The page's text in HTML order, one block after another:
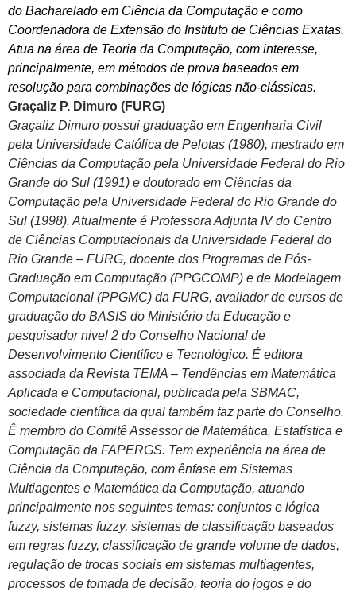
do Bacharelado em Ciência da Computação e como
Coordenadora de Extensão do Instituto de Ciências Exatas.
Atua na área de Teoria da Computação, com interesse,
principalmente, em métodos de prova baseados em
resolução para combinações de lógicas não-clássicas.
Graçaliz P. Dimuro (FURG)
Graçaliz Dimuro possui graduação em Engenharia Civil
pela Universidade Católica de Pelotas (1980), mestrado em
Ciências da Computação pela Universidade Federal do Rio
Grande do Sul (1991) e doutorado em Ciências da
Computação pela Universidade Federal do Rio Grande do
Sul (1998). Atualmente é Professora Adjunta IV do Centro
de Ciências Computacionais da Universidade Federal do
Rio Grande – FURG, docente dos Programas de Pós-
Graduação em Computação (PPGCOMP) e de Modelagem
Computacional (PPGMC) da FURG, avaliador de cursos de
graduação do BASIS do Ministério da Educação e
pesquisador nivel 2 do Conselho Nacional de
Desenvolvimento Científico e Tecnológico. É editora
associada da Revista TEMA – Tendências em Matemática
Aplicada e Computacional, publicada pela SBMAC,
sociedade científica da qual também faz parte do Conselho.
Ê membro do Comitê Assessor de Matemática, Estatística e
Computação da FAPERGS. Tem experiência na área de
Ciência da Computação, com ênfase em Sistemas
Multiagentes e Matemática da Computação, atuando
principalmente nos seguintes temas: conjuntos e lógica
fuzzy, sistemas fuzzy, sistemas de classificação baseados
em regras fuzzy, classificação de grande volume de dados,
regulação de trocas sociais em sistemas multiagentes,
processos de tomada de decisão, teoria do jogos e do